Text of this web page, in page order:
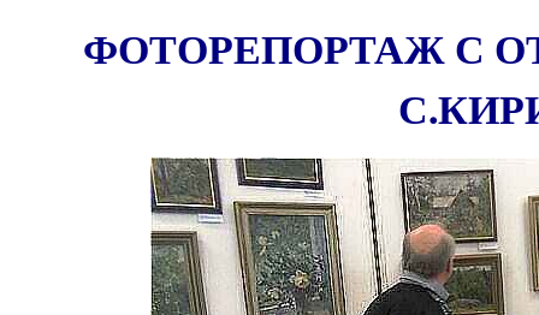
ФОТОРЕПОРТАЖ С